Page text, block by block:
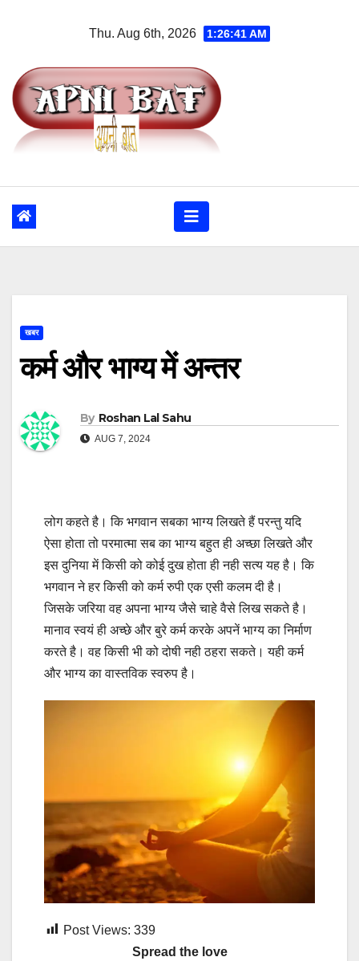
Thu. Aug 6th, 2026 1:26:42 AM
खबर
कर्म और भाग्य में अन्तर
By Roshan Lal Sahu
AUG 7, 2024
लोग कहते है। कि भगवान सबका भाग्य लिखते हैं परन्तु यदि
ऐसा होता तो परमात्मा सब का भाग्य बहुत ही अच्छा लिखते और
इस दुनिया में किसी को कोई दुख होता ही नही सत्य यह है। कि
भगवान ने हर किसी को कर्म रुपी एक एसी कलम दी है।
जिसके जरिया वह अपना भाग्य जैसे चाहे वैसे लिख सकते है।
मानाव स्वयं ही अच्छे और बुरे कर्म करके अपनें भाग्य का निर्माण
करते है। वह किसी भी को दोषी नही ठहरा सकते। यही कर्म
और भाग्य का वास्तविक स्वरुप है।
Post Views: 339
Spread the love